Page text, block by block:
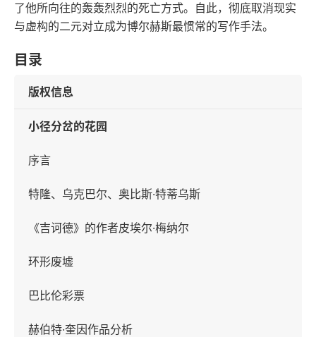
了他所向往的轰轰烈烈的死亡方式。自此，彻底取消现实
与虚构的二元对立成为博尔赫斯最惯常的写作手法。
目录
版权信息
小径分岔的花园
序言
特隆、乌克巴尔、奥比斯·特蒂乌斯
《吉诃德》的作者皮埃尔·梅纳尔
环形废墟
巴比伦彩票
赫伯特·奎因作品分析